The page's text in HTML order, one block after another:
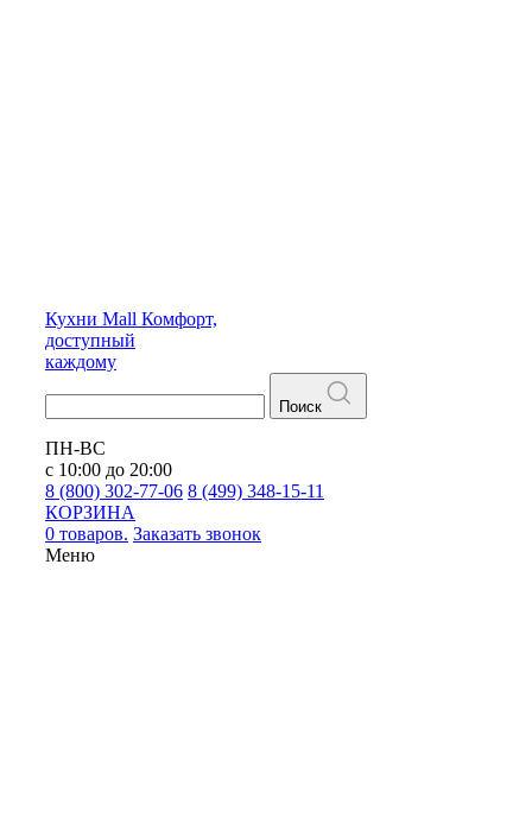
Кухни Mall Комфорт,
доступный
каждому
Поиск
ПН-ВС
с 10:00 до 20:00
8 (800) 302-77-06 8 (499) 348-15-11
КОРЗИНА
0 товаров. Заказать звонок
Меню